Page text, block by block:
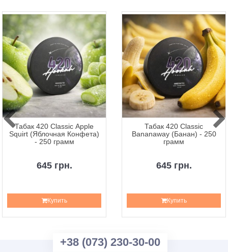
Табак 420 Classic Apple
Squirt (Яблочная Конфета)
- 250 грамм
645 грн.
Купить
Табак 420 Classic
Bananaway (Банан) - 250
грамм
645 грн.
Купить
+38 (073) 230-30-00